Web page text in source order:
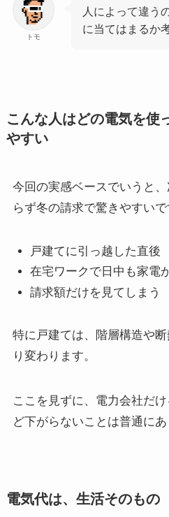
トモ
人によって違う
に当てはまるか
こんな人はどの電気を使
やすい
今回の実感ベースでいうと
らず冬の請求で驚きやすいで
戸建てに引っ越した直後
在宅ワークで日中も家電
請求額だけを見てしまう
特に戸建ては、階層構造や
り変わります。
ここを見ずに、電力会社だ
ど下がらないことは普通にあ
電気代は、生活そのもの